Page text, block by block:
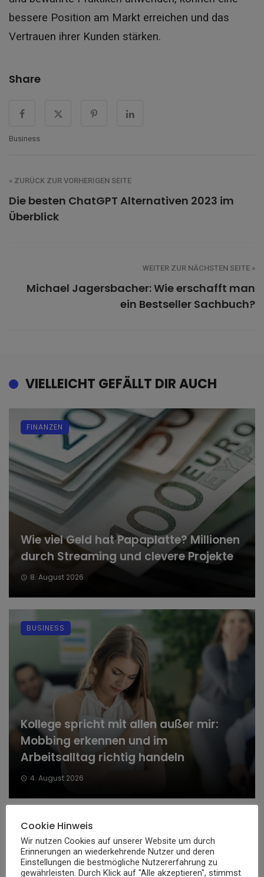
bessere Position am Markt erreichen und das
Vertrauen ihrer Kunden stärken.
Share
Business
« ZURÜCK ZUR VORHERIGEN SEITE
Die besten ChatGPT Alternativen 2023 im
Überblick
WEITER ZUR NÄCHSTEN SEITE »
Michael Jagersbacher: Wie erschafft man
ein Bestseller Sachbuch?
VIELLEICHT GEFÄLLT DIR AUCH
Wie viel Geld hat Papaplatte? Millionen
durch Streaming und clevere Projekte
8. August 2026
FINANZEN
Kollege spricht mit allen außer mir:
Mobbing erkennen und im
Arbeitsalltag richtig handeln
4. August 2026
BUSINESS
FINANZEN
Cookie Hinweis
Wir nutzen Cookies auf unserer Website um durch
Erinnerungen an wiederkehrende Nutzer und deren
Einstellungen die bestmögliche Nutzererfahrung zu
gewährleisten. Durch Klick auf "Alle akzeptieren", stimmst